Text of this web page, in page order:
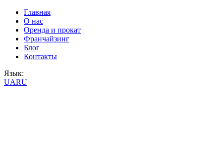
Главная
О нас
Оренда и прокат
Франчайзинг
Блог
Контакты
Язык:
UARU